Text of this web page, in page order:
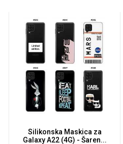
Silikonska Maskica za
Galaxy A22 (4G) - Šaren...